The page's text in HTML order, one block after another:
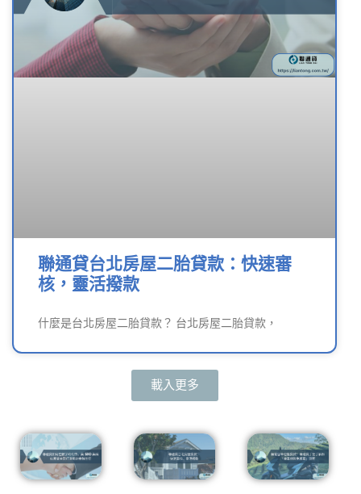
聯通貸台北房屋二胎貸款：快速審
核，靈活撥款
什麼是台北房屋二胎貸款？ 台北房屋二胎貸款，
載入更多